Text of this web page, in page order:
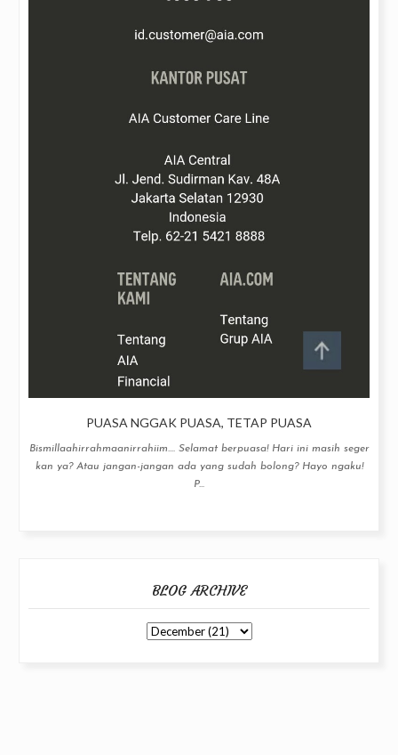
PUASA NGGAK PUASA, TETAP PUASA
Bismillaahirrahmaanirrahiim.... Selamat berpuasa! Hari ini masih seger
kan ya? Atau jangan-jangan ada yang sudah bolong? Hayo ngaku!
P...
BLOG ARCHIVE